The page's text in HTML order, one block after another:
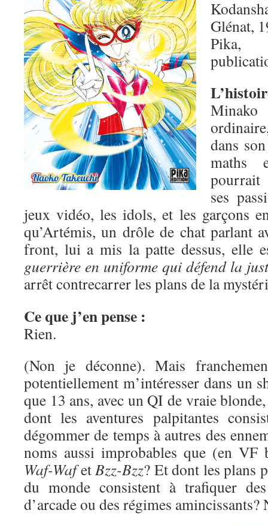
Glénat,
Pika,
Minako
dans
maths
pourrait
ses
jeux vidéo, les idols, et les garçons
qu’Artémis, un drôle de chat parlant
front, lui a mis la patte dessus, elle
guerrière en uniforme qui défend la
arrêt contrecarrer les plans de la
Ce que j’en pense :
Rien.
(Non je déconne). Mais
potentiellement m’intéresser dans un
que 13 ans, avec un QI de vraie
dont les aventures palpitantes
dégommer de temps à autres des
noms aussi improbables que (en
Waf-WafetBzz-Bzz? Et dont les plans
du monde consistent à trafiquer
d’arcade ou des régimes